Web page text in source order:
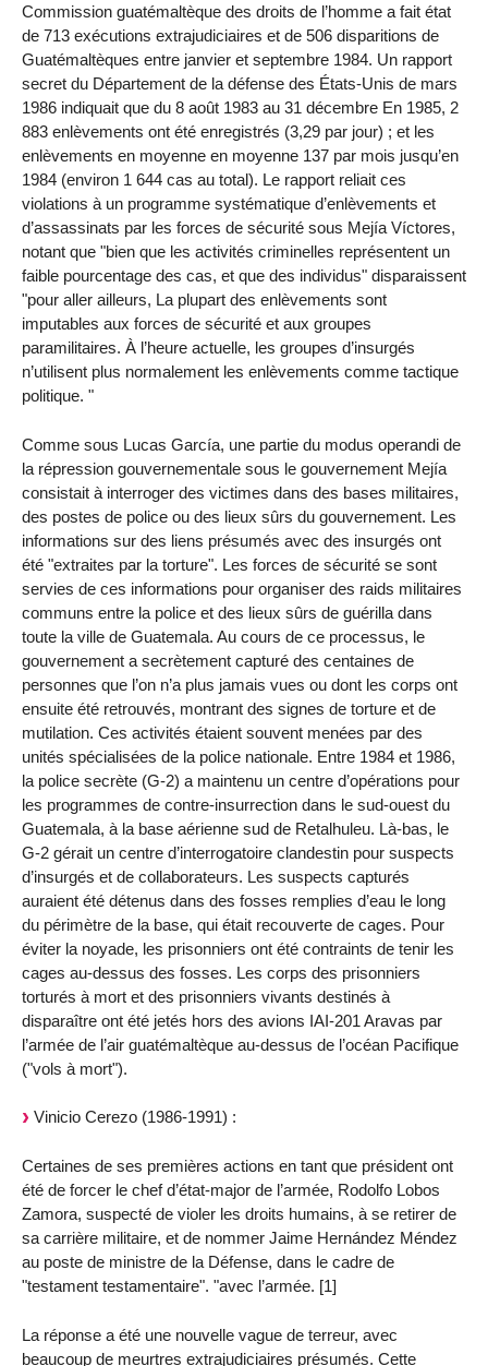
Commission guatémaltèque des droits de l’homme a fait état
de 713 exécutions extrajudiciaires et de 506 disparitions de
Guatémaltèques entre janvier et septembre 1984. Un rapport
secret du Département de la défense des États-Unis de mars
1986 indiquait que du 8 août 1983 au 31 décembre En 1985, 2
883 enlèvements ont été enregistrés (3,29 par jour) ; et les
enlèvements en moyenne en moyenne 137 par mois jusqu’en
1984 (environ 1 644 cas au total). Le rapport reliait ces
violations à un programme systématique d’enlèvements et
d’assassinats par les forces de sécurité sous Mejía Víctores,
notant que "bien que les activités criminelles représentent un
faible pourcentage des cas, et que des individus" disparaissent
"pour aller ailleurs, La plupart des enlèvements sont
imputables aux forces de sécurité et aux groupes
paramilitaires. À l’heure actuelle, les groupes d’insurgés
n’utilisent plus normalement les enlèvements comme tactique
politique. "
Comme sous Lucas García, une partie du modus operandi de
la répression gouvernementale sous le gouvernement Mejía
consistait à interroger des victimes dans des bases militaires,
des postes de police ou des lieux sûrs du gouvernement. Les
informations sur des liens présumés avec des insurgés ont
été "extraites par la torture". Les forces de sécurité se sont
servies de ces informations pour organiser des raids militaires
communs entre la police et des lieux sûrs de guérilla dans
toute la ville de Guatemala. Au cours de ce processus, le
gouvernement a secrètement capturé des centaines de
personnes que l’on n’a plus jamais vues ou dont les corps ont
ensuite été retrouvés, montrant des signes de torture et de
mutilation. Ces activités étaient souvent menées par des
unités spécialisées de la police nationale. Entre 1984 et 1986,
la police secrète (G-2) a maintenu un centre d’opérations pour
les programmes de contre-insurrection dans le sud-ouest du
Guatemala, à la base aérienne sud de Retalhuleu. Là-bas, le
G-2 gérait un centre d’interrogatoire clandestin pour suspects
d’insurgés et de collaborateurs. Les suspects capturés
auraient été détenus dans des fosses remplies d’eau le long
du périmètre de la base, qui était recouverte de cages. Pour
éviter la noyade, les prisonniers ont été contraints de tenir les
cages au-dessus des fosses. Les corps des prisonniers
torturés à mort et des prisonniers vivants destinés à
disparaître ont été jetés hors des avions IAI-201 Aravas par
l’armée de l’air guatémaltèque au-dessus de l’océan Pacifique
("vols à mort").
Vinicio Cerezo (1986-1991) :
Certaines de ses premières actions en tant que président ont
été de forcer le chef d’état-major de l’armée, Rodolfo Lobos
Zamora, suspecté de violer les droits humains, à se retirer de
sa carrière militaire, et de nommer Jaime Hernández Méndez
au poste de ministre de la Défense, dans le cadre de
"testament testamentaire". "avec l’armée. [1]
La réponse a été une nouvelle vague de terreur, avec
beaucoup de meurtres extrajudiciaires présumés. Cette